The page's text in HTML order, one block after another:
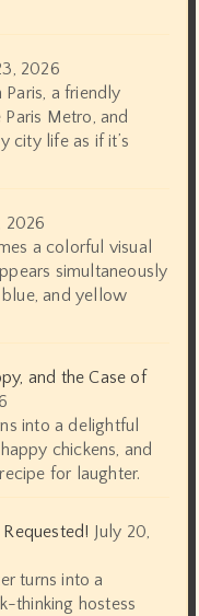
2026
a friendly
Metro, and
city life as if it’s
2026
a colorful visual
simultaneously
and yellow
and the Case of
into a delightful
chickens, and
for laughter.
July 20,
turns into a
thinking hostess